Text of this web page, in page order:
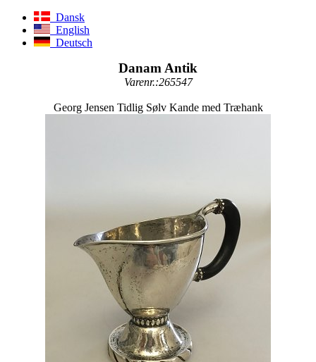
Dansk
English
Deutsch
Danam Antik
Varenr.:265547
Georg Jensen Tidlig Sølv Kande med Træhank